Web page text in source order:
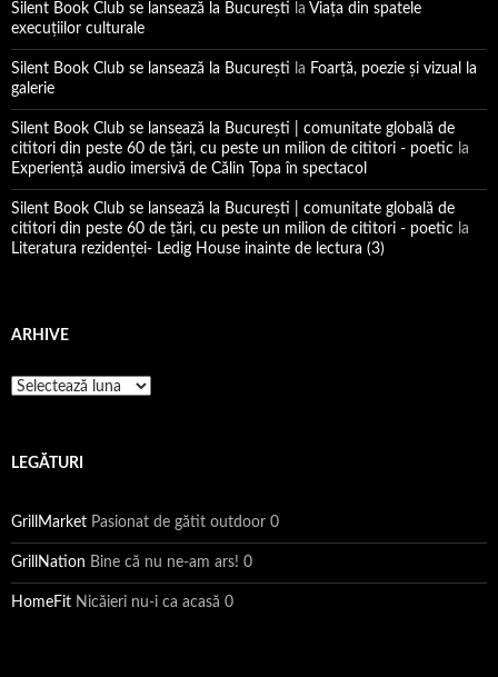
Silent Book Club se lansează la București la Viaţa din spatele
execuţiilor culturale
Silent Book Club se lansează la București la Foarţă, poezie şi vizual la
galerie
Silent Book Club se lansează la București | comunitate globală de
cititori din peste 60 de țări, cu peste un milion de cititori - poetic la
Experiență audio imersivă de Călin Țopa în spectacol
Silent Book Club se lansează la București | comunitate globală de
cititori din peste 60 de țări, cu peste un milion de cititori - poetic la
Literatura rezidenţei- Ledig House inainte de lectura (3)
ARHIVE
Arhive
LEGĂTURI
GrillMarket Pasionat de gătit outdoor 0
GrillNation Bine că nu ne-am ars! 0
HomeFit Nicăieri nu-i ca acasă 0